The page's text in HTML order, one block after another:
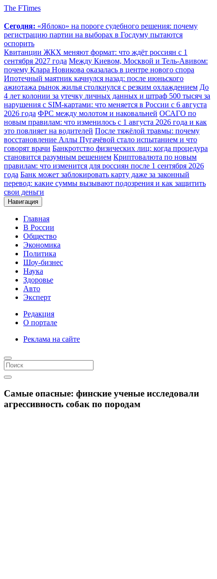
The FTimes
Сегодня: «Яблоко» на пороге судебного решения: почему
регистрацию партии на выборах в Госдуму пытаются
оспорить
Квитанции ЖКХ меняют формат: что ждёт россиян с 1
сентября 2027 года Между Киевом, Москвой и Тель-Авивом:
почему Клара Новикова оказалась в центре нового спора
Ипотечный маятник качнулся назад: после июньского
ажиотажа рынок жилья столкнулся с резким охлаждением До
4 лет колонии за утечку личных данных и штраф 500 тысяч за
нарушения с SIM-картами: что меняется в России с 6 августа
2026 года ФРС между молотом и наковальней ОСАГО по
новым правилам: что изменилось с 1 августа 2026 года и как
это повлияет на водителей После тяжёлой травмы: почему
восстановление Аллы Пугачёвой стало испытанием и что
говорят врачи Банкротство физических лиц: когда процедура
становится разумным решением Криптовалюта по новым
правилам: что изменится для россиян после 1 сентября 2026
года Банк может заблокировать карту даже за законный
перевод: какие суммы вызывают подозрения и как защитить
свои деньги
Навигация
Главная
В России
Общество
Экономика
Политика
Шоу-бизнес
Наука
Здоровье
Авто
Эксперт
Редакция
О портале
Реклама на сайте
Самые опасные: финские ученые исследовали
агрессивность собак по породам